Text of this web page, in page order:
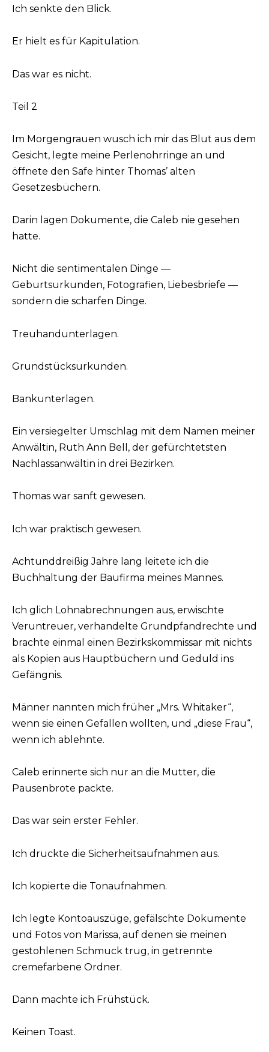
Ich senkte den Blick.
Er hielt es für Kapitulation.
Das war es nicht.
Teil 2
Im Morgengrauen wusch ich mir das Blut aus dem
Gesicht, legte meine Perlenohrringe an und
öffnete den Safe hinter Thomas’ alten
Gesetzesbüchern.
Darin lagen Dokumente, die Caleb nie gesehen
hatte.
Nicht die sentimentalen Dinge —
Geburtsurkunden, Fotografien, Liebesbriefe —
sondern die scharfen Dinge.
Treuhandunterlagen.
Grundstücksurkunden.
Bankunterlagen.
Ein versiegelter Umschlag mit dem Namen meiner
Anwältin, Ruth Ann Bell, der gefürchtetsten
Nachlassanwältin in drei Bezirken.
Thomas war sanft gewesen.
Ich war praktisch gewesen.
Achtunddreißig Jahre lang leitete ich die
Buchhaltung der Baufirma meines Mannes.
Ich glich Lohnabrechnungen aus, erwischte
Veruntreuer, verhandelte Grundpfandrechte und
brachte einmal einen Bezirkskommissar mit nichts
als Kopien aus Hauptbüchern und Geduld ins
Gefängnis.
Männer nannten mich früher „Mrs. Whitaker“,
wenn sie einen Gefallen wollten, und „diese Frau“,
wenn ich ablehnte.
Caleb erinnerte sich nur an die Mutter, die
Pausenbrote packte.
Das war sein erster Fehler.
Ich druckte die Sicherheitsaufnahmen aus.
Ich kopierte die Tonaufnahmen.
Ich legte Kontoauszüge, gefälschte Dokumente
und Fotos von Marissa, auf denen sie meinen
gestohlenen Schmuck trug, in getrennte
cremefarbene Ordner.
Dann machte ich Frühstück.
Keinen Toast.